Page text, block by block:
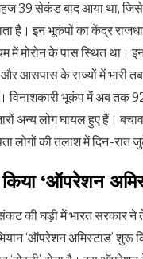
सेकंड बाद आया था, जिसे
है। इन भूकंपों का केंद्र
में मोरोन के पास स्थित था।
आसपास के राज्यों में भारी
विनाशकारी भूकंप में अब तक
अन्य लोग घायल हुए हैं।
लोगों की तलाश में दिन-रात
‘ऑपरेशन
की घड़ी में भारत सरकार ने
‘ऑपरेशन अमिस्टाड’ शुरू